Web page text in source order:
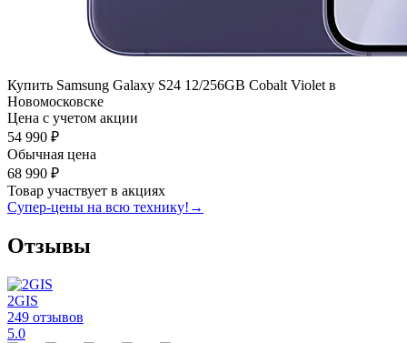
Купить Samsung Galaxy S24 12/256GB Cobalt Violet в
Новомосковске
Цена с учетом акции
54 990 ₽
Обычная цена
68 990 ₽
Товар участвует в акциях
Супер-цены на всю технику! →
Отзывы
2GIS
249 отзывов
5.0